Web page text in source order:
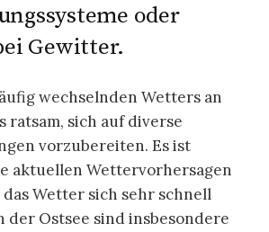
oder
Gewitter.
wechselnden Wetters an
ratsam, sich auf diverse
vorzubereiten. Es ist
aktuellen Wettervorhersagen
das Wetter sich sehr schnell
der Ostsee sind insbesondere